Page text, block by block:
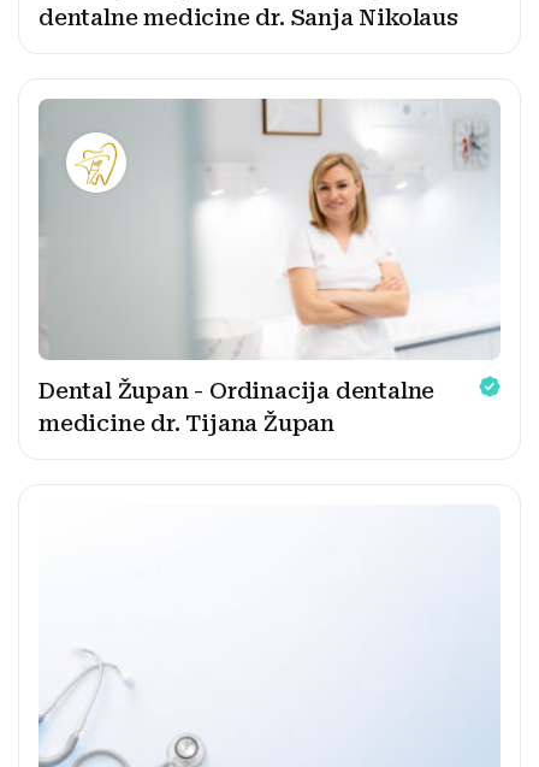
dentalne medicine dr. Sanja Nikolaus
Dental Župan - Ordinacija dentalne
medicine dr. Tijana Župan